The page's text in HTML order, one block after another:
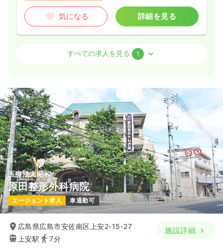
気になる 詳細を見る
正看護師
給与 お問い合わせください
時間 8:30～17:00（休憩60分）
4週8休以上
オンコールあり 第二新卒可
気になる 詳細を見る
すべての求人を見る 1
医療法人昭和
原田整形外科病院
エージェント求人 車通勤可
広島県広島市安佐南区上安2-15-27
上安駅
7分
施設詳細